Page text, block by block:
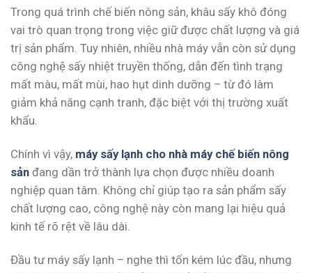
Trong quá trình chế biến nông sản, khâu sấy khô đóng
vai trò quan trọng trong việc giữ được chất lượng và giá
trị sản phẩm. Tuy nhiên, nhiều nhà máy vẫn còn sử dụng
công nghệ sấy nhiệt truyền thống, dẫn đến tình trạng
mất màu, mất mùi, hao hụt dinh dưỡng – từ đó làm
giảm khả năng cạnh tranh, đặc biệt với thị trường xuất
khẩu.
Chính vì vậy, máy sấy lạnh cho nhà máy chế biến nông
sản đang dần trở thành lựa chọn được nhiều doanh
nghiệp quan tâm. Không chỉ giúp tạo ra sản phẩm sấy
chất lượng cao, công nghệ này còn mang lại hiệu quả
kinh tế rõ rệt về lâu dài.
Đầu tư máy sấy lạnh – nghe thì tốn kém lúc đầu, nhưng